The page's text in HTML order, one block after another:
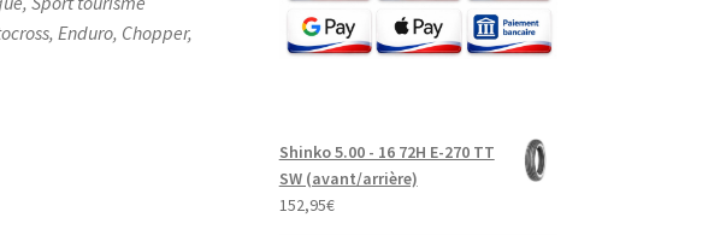
Enduro, Chopper,
Shinko 5.00 - 16 72H E-270 TT
SW (avant/arrière)
152,95€